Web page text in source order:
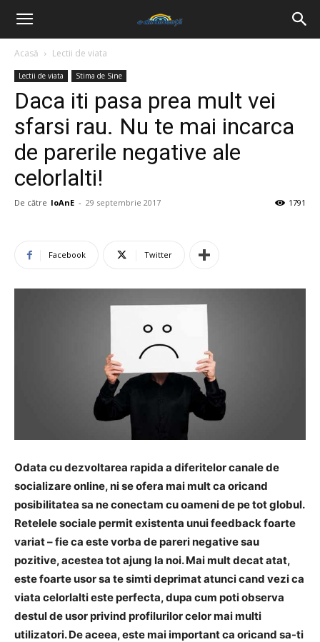
Acasă Lectii de viata
Lectii de viata Stima de Sine
Daca iti pasa prea mult vei
sfarsi rau. Nu te mai incarca
de parerile negative ale
celorlalti!
De către IoAnE - 29 septembrie 2017 1791
Facebook Twitter
Odata cu dezvoltarea rapida a diferitelor canale de
socializare online, ni se ofera mai mult ca oricand
posibilitatea sa ne conectam cu oameni de pe tot globul.
Retelele sociale permit existenta unui feedback foarte
variat – fie ca este vorba de pareri negative sau
pozitive, acestea tot ajung la noi. Mai mult decat atat,
este foarte usor sa te simti deprimat atunci cand vezi ca
viata celorlalti este perfecta, dupa cum poti observa
destul de usor privind profilurilor celor mai multi
utilizatori. De aceea, este mai important ca oricand sa-ti